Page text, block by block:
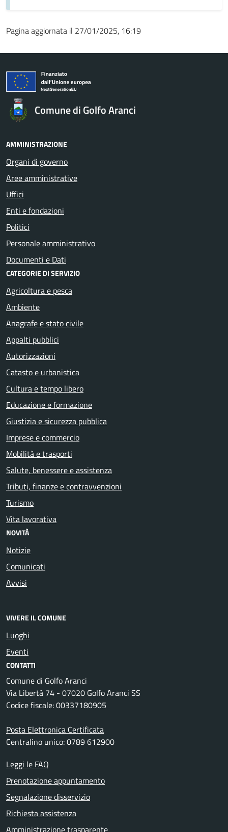
Pagina aggiornata il 27/01/2025, 16:19
Comune di Golfo Aranci
AMMINISTRAZIONE
Organi di governo
Aree amministrative
Uffici
Enti e fondazioni
Politici
Personale amministrativo
Documenti e Dati
CATEGORIE DI SERVIZIO
Agricoltura e pesca
Ambiente
Anagrafe e stato civile
Appalti pubblici
Autorizzazioni
Catasto e urbanistica
Cultura e tempo libero
Educazione e formazione
Giustizia e sicurezza pubblica
Imprese e commercio
Mobilità e trasporti
Salute, benessere e assistenza
Tributi, finanze e contravvenzioni
Turismo
Vita lavorativa
NOVITÀ
Notizie
Comunicati
Avvisi
VIVERE IL COMUNE
Luoghi
Eventi
CONTATTI
Comune di Golfo Aranci
Via Libertà 74 - 07020 Golfo Aranci SS
Codice fiscale: 00337180905
Posta Elettronica Certificata
Centralino unico: 0789 612900
Leggi le FAQ
Prenotazione appuntamento
Segnalazione disservizio
Richiesta assistenza
Amministrazione trasparente